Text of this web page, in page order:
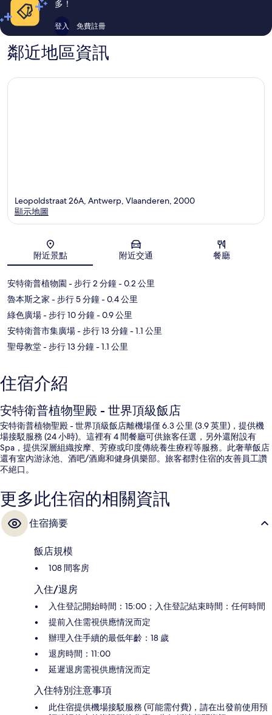
多！
登入 免費註冊
鄰近地區資訊
地圖
Leopoldstraat 26A, Antwerp, Vlaanderen, 2000
顯示地圖
附近景點 附近交通 餐廳
安特衛普植物園 - 步行 2 分鐘- 0.2 公里
魯本斯之家 - 步行 5 分鐘- 0.4 公里
綠色廣場- 步行 10 分鐘- 0.9 公里
安特衛普市集廣場- 步行 13 分鐘- 1.1 公里
聖母教堂- 步行 13 分鐘- 1.1 公里
住宿介紹
安特衛普植物聖殿 - 世界頂級飯店
安特衛普植物聖殿 - 世界頂級飯店離機場僅 6.3 公里 (3.9 英里)，提供機
場接駁服務 (24 小時)。這裡有 4 間餐廳可供旅客任選，另外還附設有
Spa，提供深層組織按摩、芳療或印度傳統養生療程等服務。此奢華飯店
還有室內游泳池、酒吧/酒廊和健身俱樂部。旅客都對住宿的友善員工讚
不絕口。
更多此住宿的相關資訊
住宿摘要
飯店規模
108 間客房
入住/退房
入住登記開始時間：15:00；入住登記結束時間：任何時間
提前入住需視供應情況而定
辦理入住手續的最低年齡：18 歲
退房時間：11:00
延遲退房需視供應情況而定
入住特別注意事項
此住宿提供機場接駁服務 (可能需付費)，請在出發前使用預